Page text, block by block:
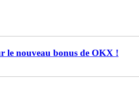
le nouveau bonus de OKX !